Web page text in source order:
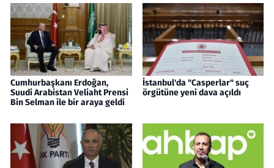
Cumhurbaşkanı Erdoğan,
Suudi Arabistan Veliaht Prensi
Bin Selman ile bir araya geldi
İstanbul'da "Casperlar" suç
örgütüne yeni dava açıldı